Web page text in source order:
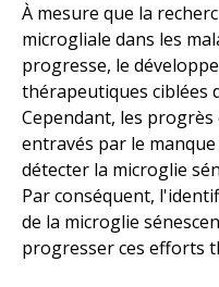
À mesure que la
microgliale dans les
progresse, le
thérapeutiques ciblées
Cependant, les
entravés par le
détecter la microglie
Par conséquent,
de la microglie
progresser ces efforts